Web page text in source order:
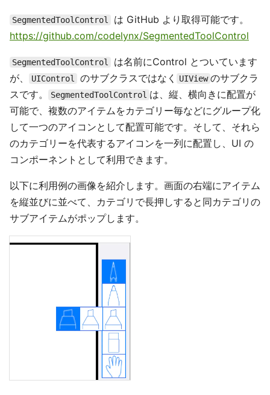
SegmentedToolControl
は GitHub より取得可能です。
https://github.com/codelynx/SegmentedToolControl
SegmentedToolControl
は名前にControl とついています
が、
UIControl のサブクラスではなく UIView のサブクラ
スです。
SegmentedToolControl は、縦、横向きに配置が
可能で、複数のアイテムをカテゴリー毎などにグループ化
して一つのアイコンとして配置可能です。そして、それら
のカテゴリーを代表するアイコンを一列に配置し、UI の
コンポーネントとして利用できます。
以下に利用例の画像を紹介します。画面の右端にアイテム
を縦並びに並べて、カテゴリで長押しすると同カテゴリの
サブアイテムがポップします。